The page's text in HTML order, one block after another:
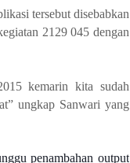
tersebut disebabkan
2129 045 dengan
kemarin kita sudah
ungkap Sanwari yang
penambahan output